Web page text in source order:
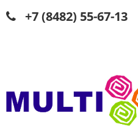
+7 (8482) 55-67-13